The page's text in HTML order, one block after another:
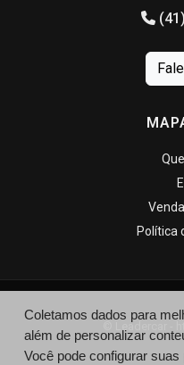
Política
© Leadercar -
Coletamos dados para
além de personalizar
Você pode configurar